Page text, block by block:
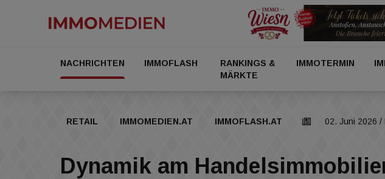
NACHRICHTEN IMMOFLASH
RANKINGS &
MÄRKTE
IMMOTERMIN
RETAIL IMMOMEDIEN.AT IMMOFLASH.AT 02. Juni 2026 /
Dynamik am